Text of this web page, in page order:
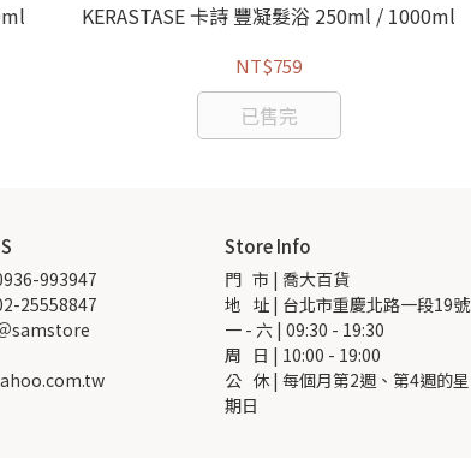
KERASTASE 卡詩 豐凝髮浴 250ml / 1000ml
NT$759
已售完
993947
25558847
samstore
Store Info
門   市 | 喬大百貨
地   址 | 台北市重慶北路一段19號
一 - 六 | 09:30 - 19:30
周   日 | 10:00 - 19:00
公   休 | 每個月第2週、第4週的星
期日